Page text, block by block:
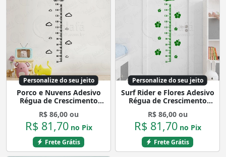
Personalize do seu jeito
Porco e Nuvens Adesivo
Régua de Crescimento
para Quarto, Porta e
Parede Mod:87
R$ 86,00 ou
R$ 81,70 no Pix
Frete Grátis
Personalize do seu jeito
Surf Rider e Flores Adesivo
Régua de Crescimento
para Quarto, Porta e
Parede Mod:294
R$ 86,00 ou
R$ 81,70 no Pix
Frete Grátis